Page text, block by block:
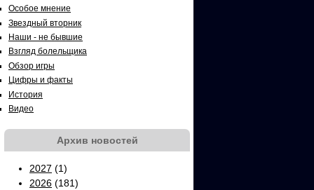
Особое мнение
Звездный вторник
Наши - не бывшие
Взгляд болельщика
Обзор игры
Цифры и факты
История
Видео
Архив новостей
2027 (1)
2026 (181)